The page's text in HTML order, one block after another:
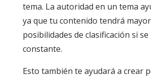
tema. La autoridad en un tema
ya que tu contenido tendrá
posibilidades de clasificación si
constante.
Esto también te ayudará a crear